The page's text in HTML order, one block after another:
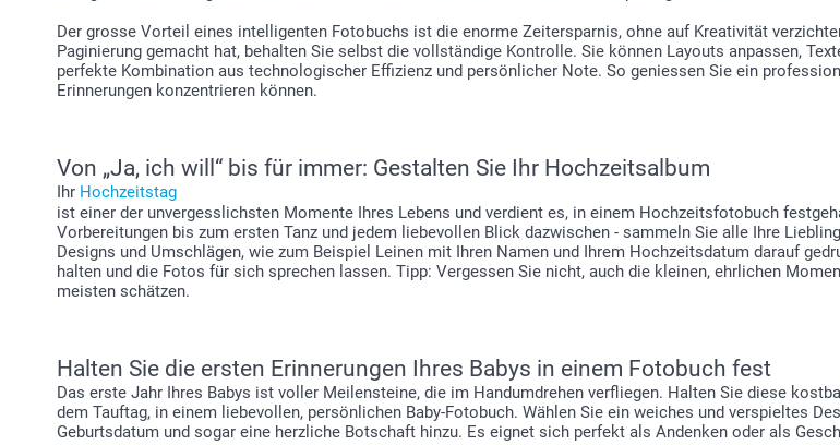
Der grosse Vorteil eines intelligenten Fotobuchs ist die enorme Zeitersparnis, ohne auf Kreativität
Paginierung gemacht hat, behalten Sie selbst die vollständige Kontrolle. Sie können Layouts anpassen,
perfekte Kombination aus technologischer Effizienz und persönlicher Note. So geniessen Sie ein
Erinnerungen konzentrieren können.
Von „Ja, ich will“ bis für immer: Gestalten Sie Ihr Hochzeitsalbum
Ihr Hochzeitstag
ist einer der unvergesslichsten Momente Ihres Lebens und verdient es, in einem Hochzeitsfotobuch
Vorbereitungen bis zum ersten Tanz und jedem liebevollen Blick dazwischen - sammeln Sie alle Ihre
Designs und Umschlägen, wie zum Beispiel Leinen mit Ihren Namen und Ihrem Hochzeitsdatum darauf
halten und die Fotos für sich sprechen lassen. Tipp: Vergessen Sie nicht, auch die kleinen, ehrlichen
meisten schätzen.
Halten Sie die ersten Erinnerungen Ihres Babys in einem Fotobuch fest
Das erste Jahr Ihres Babys ist voller Meilensteine, die im Handumdrehen verfliegen. Halten Sie diese
dem Tauftag, in einem liebevollen, persönlichen Baby-Fotobuch. Wählen Sie ein weiches und verspieltes
Geburtsdatum und sogar eine herzliche Botschaft hinzu. Es eignet sich perfekt als Andenken oder als